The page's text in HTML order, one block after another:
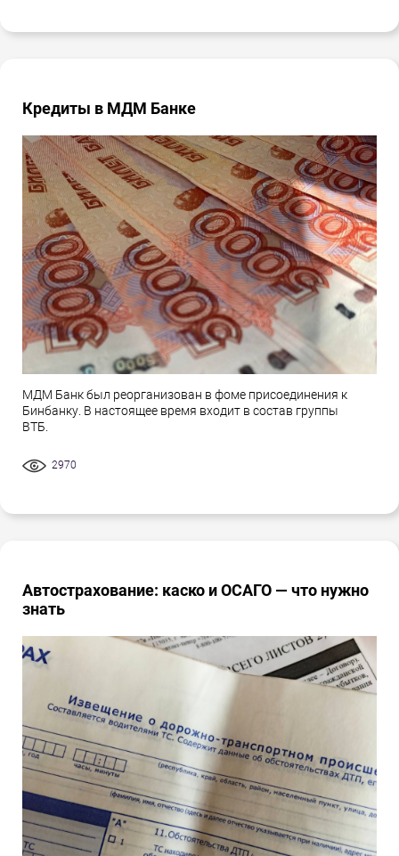
Кредиты в МДМ Банке
МДМ Банк был реорганизован в фоме присоединения к
Бинбанку. В настоящее время входит в состав группы
ВТБ.
2970
Автострахование: каско и ОСАГО — что нужно
знать